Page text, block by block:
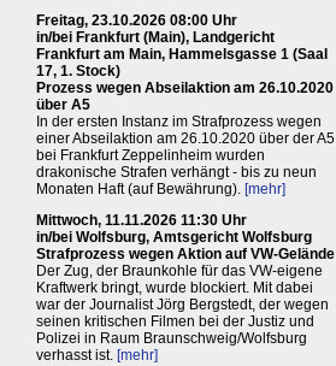
Freitag, 23.10.2026 08:00 Uhr
in/bei Frankfurt (Main), Landgericht
Frankfurt am Main, Hammelsgasse 1 (Saal
17, 1. Stock)
Prozess wegen Abseilaktion am 26.10.2020
über A5
In der ersten Instanz im Strafprozess wegen
einer Abseilaktion am 26.10.2020 über der A5
bei Frankfurt Zeppelinheim wurden
drakonische Strafen verhängt - bis zu neun
Monaten Haft (auf Bewährung). [mehr]
Mittwoch, 11.11.2026 11:30 Uhr
in/bei Wolfsburg, Amtsgericht Wolfsburg
Strafprozess wegen Aktion auf VW-Gelände
Der Zug, der Braunkohle für das VW-eigene
Kraftwerk bringt, wurde blockiert. Mit dabei
war der Journalist Jörg Bergstedt, der wegen
seinen kritischen Filmen bei der Justiz und
Polizei in Raum Braunschweig/Wolfsburg
verhasst ist. [mehr]